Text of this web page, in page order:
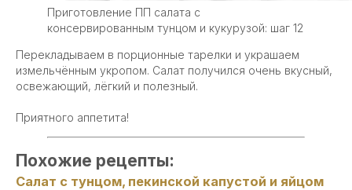
Приготовление ПП салата с
консервированным тунцом и кукурузой: шаг 12
Перекладываем в порционные тарелки и украшаем
измельчённым укропом. Салат получился очень вкусный,
освежающий, лёгкий и полезный.
Приятного аппетита!
Похожие рецепты:
Салат с тунцом, пекинской капустой и яйцом